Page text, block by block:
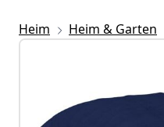
Heim Heim & Garten